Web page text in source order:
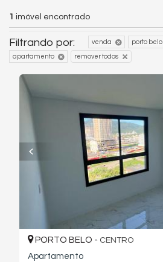
1 imóvel encontrado
Filtrando por: venda porto belo
apartamento remover todos
PORTO BELO - CENTRO
Apartamento